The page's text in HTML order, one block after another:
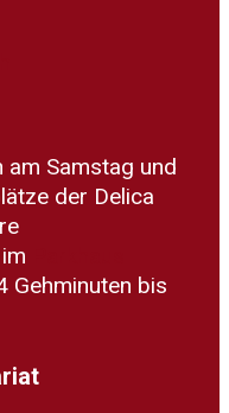
Samstag und
der Delica
Gehminuten bis